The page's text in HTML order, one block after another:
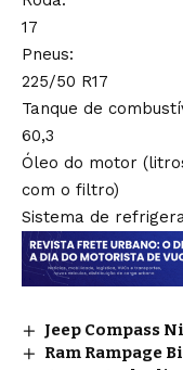
17
225/50 R17
Tanque de
60,3
Óleo do
com o filtro)
Sistema de
Jeep Compass
Ram Rampage